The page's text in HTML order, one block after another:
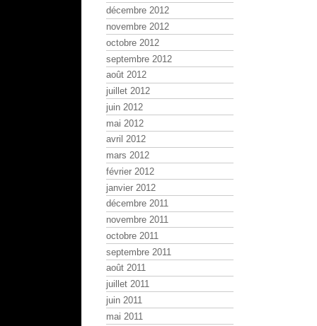
décembre 2012
novembre 2012
octobre 2012
septembre 2012
août 2012
juillet 2012
juin 2012
mai 2012
avril 2012
mars 2012
février 2012
janvier 2012
décembre 2011
novembre 2011
octobre 2011
septembre 2011
août 2011
juillet 2011
juin 2011
mai 2011